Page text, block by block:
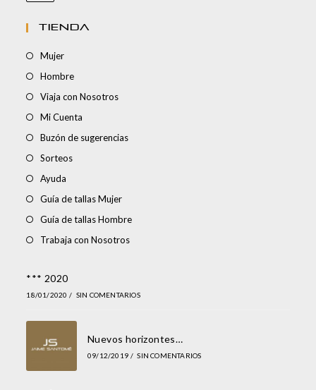
TIENDA
Mujer
Hombre
Viaja con Nosotros
Mi Cuenta
Buzón de sugerencias
Sorteos
Ayuda
Guía de tallas Mujer
Guía de tallas Hombre
Trabaja con Nosotros
*** 2020
18/01/2020 / SIN COMENTARIOS
Nuevos horizontes…
09/12/2019 / SIN COMENTARIOS